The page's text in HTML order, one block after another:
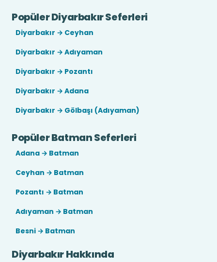
Popüler Diyarbakır Seferleri
Diyarbakır → Ceyhan
Diyarbakır → Adıyaman
Diyarbakır → Pozantı
Diyarbakır → Adana
Diyarbakır → Gölbaşı (Adıyaman)
Popüler Batman Seferleri
Adana → Batman
Ceyhan → Batman
Pozantı → Batman
Adıyaman → Batman
Besni → Batman
Diyarbakır Hakkında